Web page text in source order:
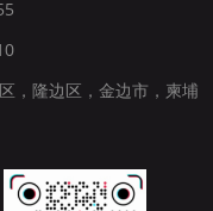
，隆边区，金边市，柬埔